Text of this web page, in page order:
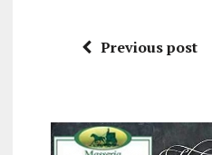
Previous post